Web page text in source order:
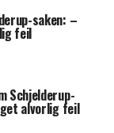
saken: –
feil
Schjelderup-
alvorlig feil